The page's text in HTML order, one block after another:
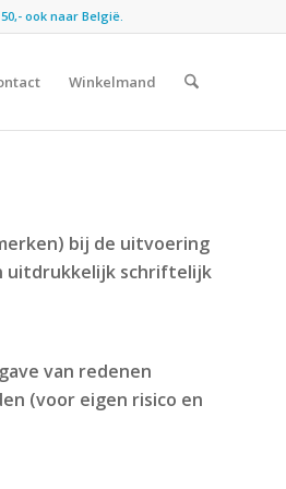
ook naar België.
Winkelmand
bij de uitvoering
uitdrukkelijk schriftelijk
van redenen
(voor eigen risico en